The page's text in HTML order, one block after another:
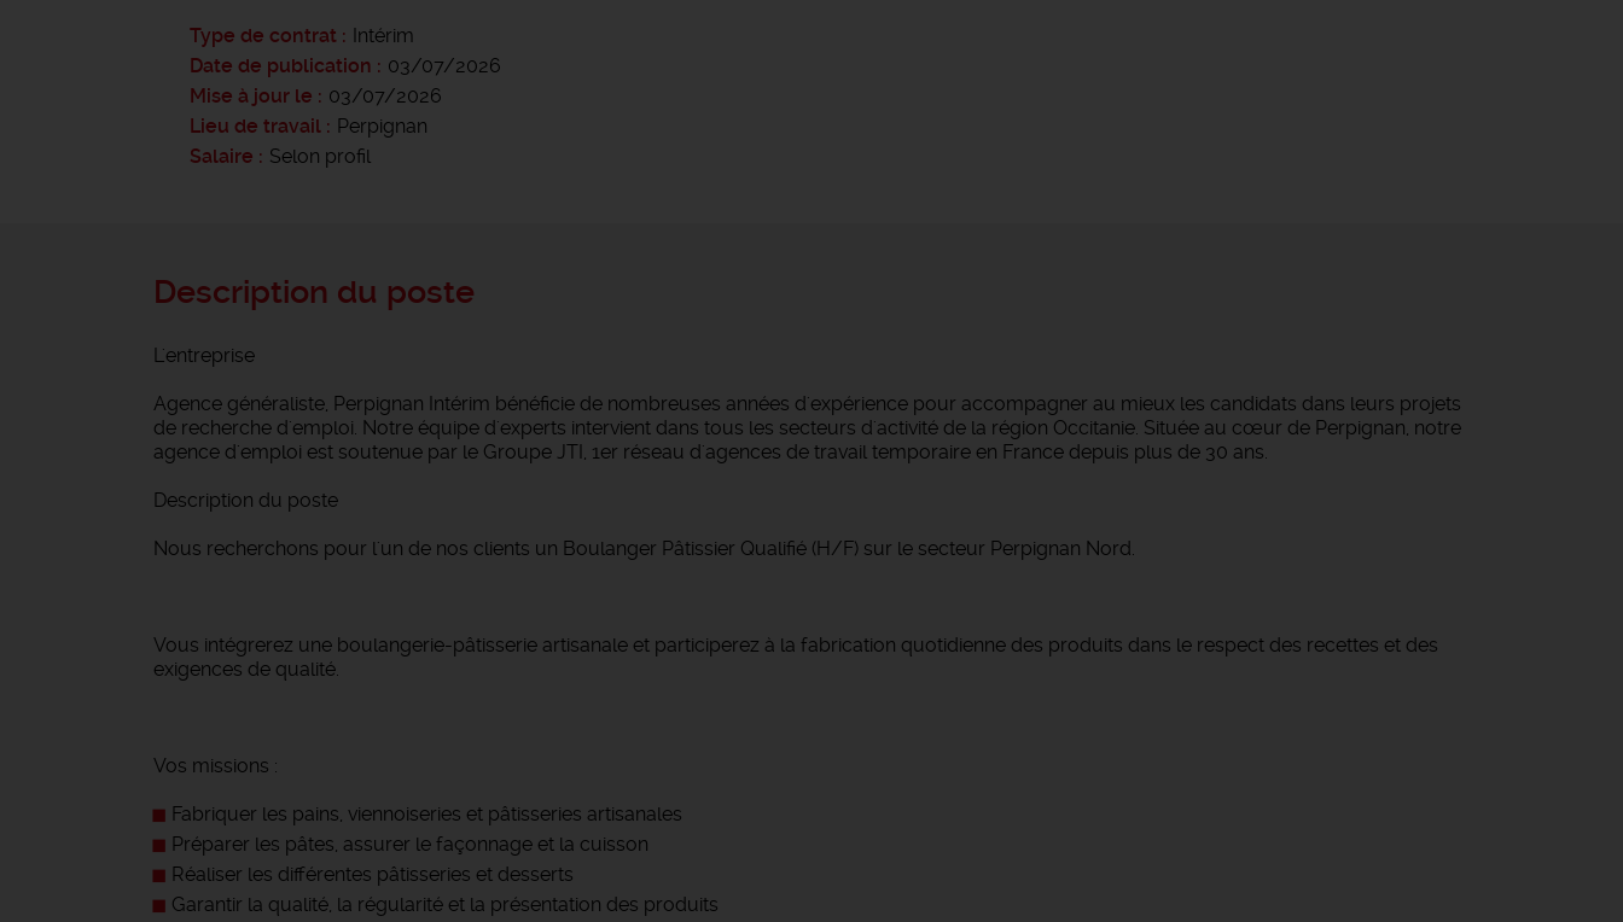
Type de contrat
Intérim
Date de publication
03/07/2026
Mise à jour le
03/07/2026
Lieu de travail
Perpignan
Salaire
Selon profil
Description du poste
L'entreprise
Agence généraliste, Perpignan Intérim bénéficie de nombreuses années d'expérience pour accompagner au mieux les candidats dans leurs projets
de recherche d'emploi. Notre équipe d'experts intervient dans tous les secteurs d'activité de la région Occitanie. Située au cœur de Perpignan, notre
agence d'emploi est soutenue par le Groupe JTI, 1er réseau d'agences de travail temporaire en France depuis plus de 30 ans.
Description du poste
Nous recherchons pour l'un de nos clients un Boulanger Pâtissier Qualifié (H/F) sur le secteur Perpignan Nord.
Vous intégrerez une boulangerie-pâtisserie artisanale et participerez à la fabrication quotidienne des produits dans le respect des recettes et des
exigences de qualité.
Vos missions :
Fabriquer les pains, viennoiseries et pâtisseries artisanales
Préparer les pâtes, assurer le façonnage et la cuisson
Réaliser les différentes pâtisseries et desserts
Garantir la qualité, la régularité et la présentation des produits